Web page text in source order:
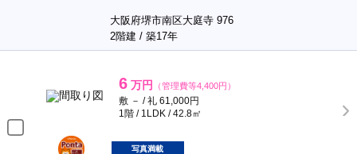
大阪府堺市南区大庭寺 976
2階建 / 築17年
6 万円 （管理費等4,400円）
敷 － / 礼 61,000円
1階 / 1LDK / 42.8㎡
ポンタ
部屋
写真満載